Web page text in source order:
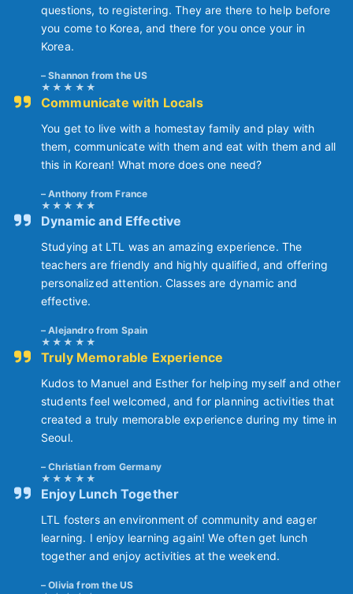
questions, to registering. They are there to help before
you come to Korea, and there for you once your in
Korea.
Shannon from the US
Communicate with Locals
You get to live with a homestay family and play with
them, communicate with them and eat with them and all
this in Korean! What more does one need?
Anthony from France
Dynamic and Effective
Studying at LTL was an amazing experience. The
teachers are friendly and highly qualified, and offering
personalized attention. Classes are dynamic and
effective.
Alejandro from Spain
Truly Memorable Experience
Kudos to Manuel and Esther for helping myself and other
students feel welcomed, and for planning activities that
created a truly memorable experience during my time in
Seoul.
Christian from Germany
Enjoy Lunch Together
LTL fosters an environment of community and eager
learning. I enjoy learning again! We often get lunch
together and enjoy activities at the weekend.
Olivia from the US